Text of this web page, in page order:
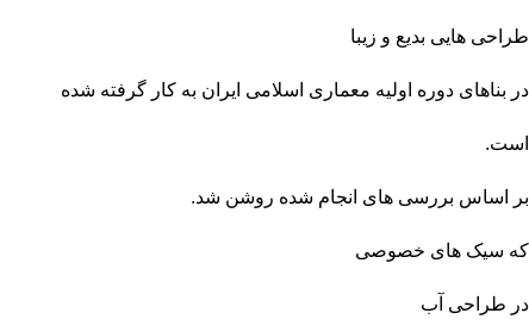
طراحی هایی بدیع و زیبا
در بناهای دوره اولیه معماری اسلامی ایران به کار گرفته شده
است.
بر اساس بررسی های انجام شده روشن شد.
که سیک های خصوصی
در طراحی آب